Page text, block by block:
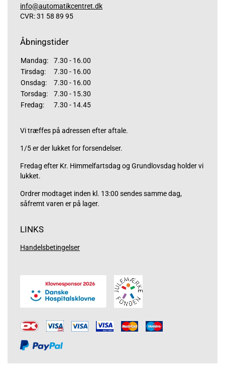
info@automatikcentret.dk
CVR: 31 58 89 95
Åbningstider
Mandag:
7.30 - 16.00
Tirsdag:
7.30 - 16.00
Onsdag:
7.30 - 16.00
Torsdag:
7.30 - 15.30
Fredag:
7.30 - 14.45
Vi træffes på adressen efter aftale.
1/5 er der lukket for forsendelser.
Fredag efter Kr. Himmelfartsdag og Grundlovsdag holder vi
lukket.
Ordrer modtaget inden kl. 13:00 sendes samme dag,
såfremt varen er på lager.
LINKS
Handelsbetingelser